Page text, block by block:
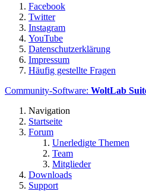
Facebook
Twitter
Instagram
YouTube
Datenschutzerklärung
Impressum
Häufig gestellte Fragen
Community-Software: WoltLab
Navigation
Startseite
Forum
Unerledigte Themen
Team
Mitglieder
Downloads
Support